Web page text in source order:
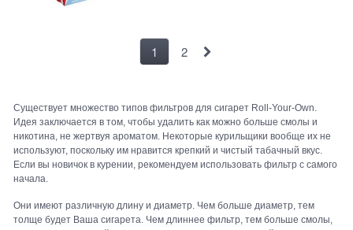
1 2
Существует множество типов фильтров для сигарет Roll-Your-Own.
Идея заключается в том, чтобы удалить как можно больше смолы и
никотина, не жертвуя ароматом. Некоторые курильщики вообще их не
используют, поскольку им нравится крепкий и чистый табачный вкус.
Если вы новичок в курении, рекомендуем использовать фильтр с самого
начала.
Они имеют различную длину и диаметр. Чем больше диаметр, тем
толще будет Ваша сигарета. Чем длиннее фильтр, тем больше смолы,